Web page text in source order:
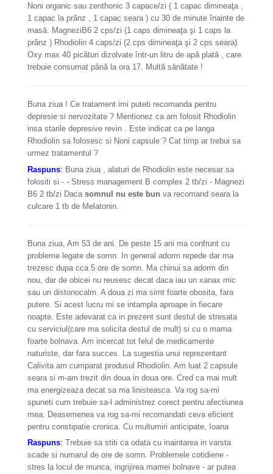
Noni organic sau zenthonic 3 capace/zi ( 1 capac dimineaţa ,
1 capac la prânz , 1 capac seara ) cu 30 de minute înainte de
masă. MagneziB6 2 cps/zi (1 caps dimineaţa şi 1 caps la
prânz ) Rhodiolin 4 caps/zi (2 cps dimineaţa şi 2 cps seara)
Oxy max 40 picături dizolvate într-un litru de apă plată , care
trebuie consumat până la ora 17. Multă sănătate !
Buna ziua ! Ce tratament imi puteti recomanda pentru
depresie si nervozitate ? Mentionez ca am folosit Rhodiolin
insa starile depresive revin . Este indicat ca pe langa
Rhodiolin sa folosesc si Noni capsule ? Cat timp ar trebui sa
urmez tratamentul ?
Raspuns: Buna ziua , alaturi de Rhodiolin este necesar sa
folositi si - - Stress management B complex 2 tb/zi - Magnezi
B6 2 tb/zi Daca somnul nu este bun va recomand seara la
culcare 1 tb de Melatonin.
Buna ziua, Am 53 de ani. De peste 15 ani ma confrunt cu
probleme legate de somn. In general adorm repede dar ma
trezesc dupa cca 5 ore de somn. Ma chinui sa adorm din
nou, dar de obicei nu reusesc decat daca iau un xanax mic
sau un distonocalm. A doua zi ma simt foarte obosita, fara
putere. Si acest lucru mi se intampla aproape in fiecare
noapte. Este adevarat ca in prezent sunt destul de stresata
cu serviciul(care ma solicita destul de mult) si cu o mama
foarte bolnava. Am incercat tot felul de medicamente
naturiste, dar fara succes. La sugestia unui reprezentant
Calivita am cumparat produsul Rhodiolin. Am luat 2 capsule
seara si m-am trezit din doua in doua ore. Cred ca mai mult
ma energizeaza decat sa ma linisteasca. Va rog sa-mi
spuneti cum trebuie sa-l administrez corect pentru afectiunea
mea. Deasemenea va rog sa-mi recomandati ceva eficient
pentru constipatie cronica. Cu multumiri anticipate, Ioana
Raspuns: Trebuie sa stiti ca odata cu inaintarea in varsta
scade si numarul de ore de somn. Problemele cotidiene -
stres la locul de munca, ingrijirea mamei bolnave - ar putea